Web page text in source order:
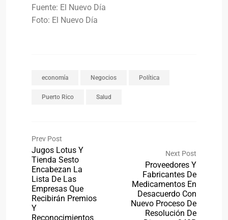
Fuente: El Nuevo Día
Foto: El Nuevo Día
economía Negocios Política
Puerto Rico Salud
Prev Post
Jugos Lotus Y
Tienda Sesto
Encabezan La
Lista De Las
Empresas Que
Recibirán Premios
Y
Reconocimientos
Next Post
Proveedores Y
Fabricantes De
Medicamentos En
Desacuerdo Con
Nuevo Proceso De
Resolución De